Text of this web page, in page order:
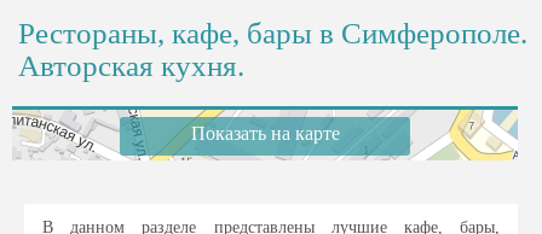
Рестораны, кафе, бары в Симферополе.
Авторская кухня.
Показать на карте
В данном разделе представлены лучшие кафе, бары,